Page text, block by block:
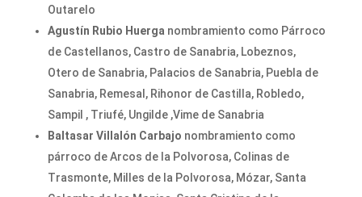
Outarelo
Agustín Rubio Huerga nombramiento como Párroco
de Castellanos, Castro de Sanabria, Lobeznos,
Otero de Sanabria, Palacios de Sanabria, Puebla de
Sanabria, Remesal, Rihonor de Castilla, Robledo,
Sampil , Triufé, Ungilde ,Vime de Sanabria
Baltasar Villalón Carbajo nombramiento como
párroco de Arcos de la Polvorosa, Colinas de
Trasmonte, Milles de la Polvorosa, Mózar, Santa